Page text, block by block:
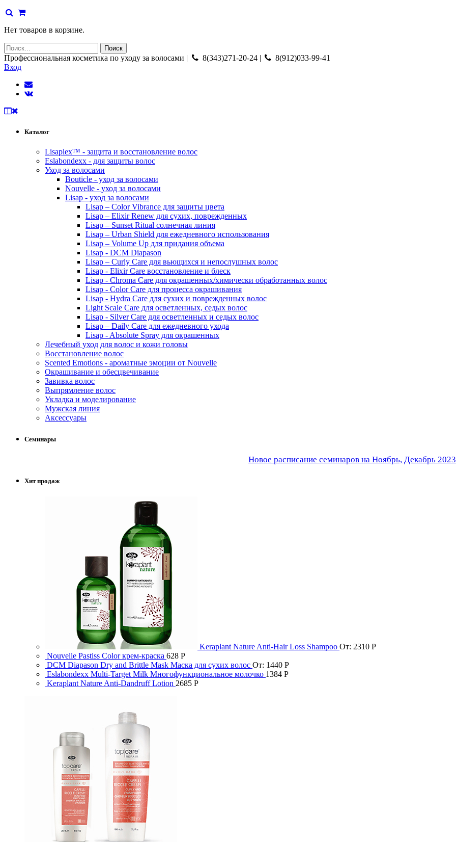
Нет товаров в корзине.
Профессиональная косметика по уходу за волосами | 8(343)271-20-24 |
8(912)033-99-41
Вход
Каталог
Lisaplex™ - защита и восстановление волос
Eslabondexx - для защиты волос
Уход за волосами
Bouticle - уход за волосами
Nouvelle - уход за волосами
Lisap - уход за волосами
Lisap – Color Vibrance для защиты цвета
Lisap – Elixir Renew для сухих, поврежденных
Lisap – Sunset Ritual солнечная линия
Lisap – Urban Shield для ежедневного использования
Lisap – Volume Up для придания объема
Lisap - DCM Diapason
Lisap – Curly Care для вьющихся и непослушных волос
Lisap - Elixir Care восстановление и блеск
Lisap - Chroma Care для окрашенных/химически обработанных волос
Lisap - Color Care для процесса окрашивания
Lisap - Hydra Care для сухих и поврежденных волос
Light Scale Care для осветленных, седых волос
Lisap - Silver Care для осветленных и седых волос
Lisap – Daily Care для ежедневного ухода
Lisap - Absolute Spray для окрашенных
Лечебный уход для волос и кожи головы
Восстановление волос
Scented Emotions - ароматные эмоции от Nouvelle
Окрашивание и обесцвечивание
Завивка волос
Выпрямление волос
Укладка и моделирование
Мужская линия
Аксессуары
Семинары
Новое расписание семинаров на Ноябрь, Декабрь 2023
Хит продаж
Keraplant Nature Anti-Hair Loss Shampoo От: 2310 Р
Nouvelle Pastiss Color крем-краска 628 Р
DCM Diapason Dry and Brittle Mask Маска для сухих волос От: 1440 Р
Eslabondexx Multi-Target Milk Многофункциональное молочко 1384 Р
Keraplant Nature Anti-Dandruff Lotion 2685 Р